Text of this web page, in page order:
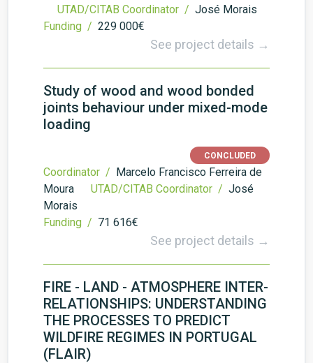
UTAD/CITAB Coordinator / José Morais
Funding / 229 000€
See project details →
Study of wood and wood bonded
joints behaviour under mixed-mode
loading
CONCLUDED
Coordinator / Marcelo Francisco Ferreira de
Moura
UTAD/CITAB Coordinator / José
Morais
Funding / 71 616€
See project details →
FIRE - LAND - ATMOSPHERE INTER-
RELATIONSHIPS: UNDERSTANDING
THE PROCESSES TO PREDICT
WILDFIRE REGIMES IN PORTUGAL
(FLAIR)